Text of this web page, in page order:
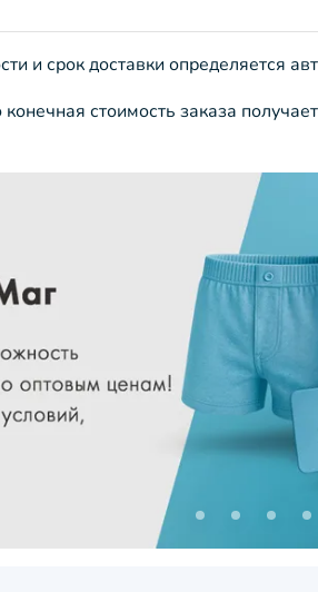
и срок доставки определяется
стоимость заказа